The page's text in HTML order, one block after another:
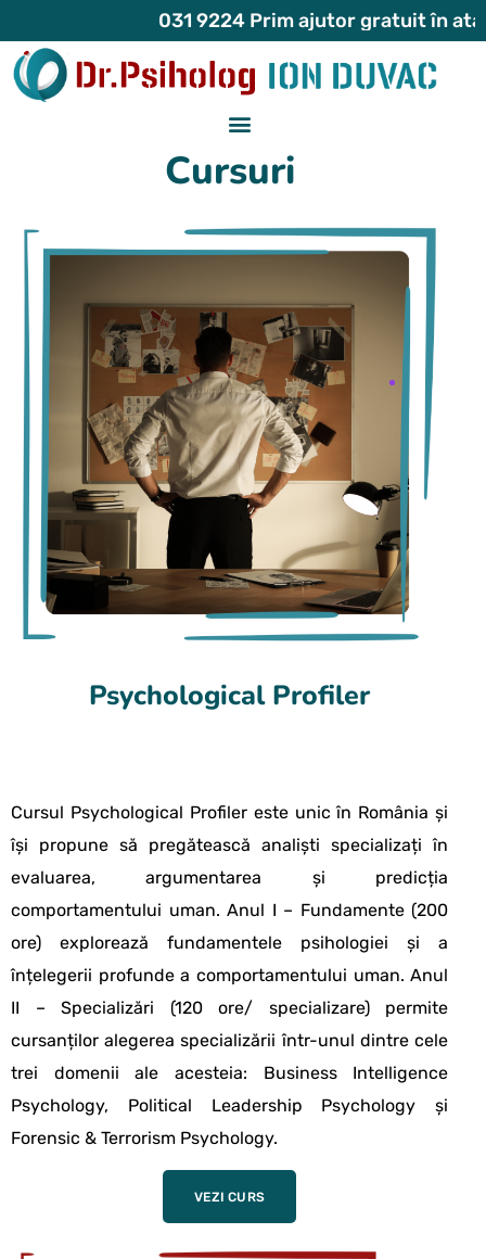
031 9224 Prim ajutor gratuit în
Cursuri
Psychological Profiler
Cursul Psychological Profiler este unic în România și
își propune să pregătească analiști specializați în
evaluarea, argumentarea și predicția
comportamentului uman. Anul I – Fundamente (200
ore) explorează fundamentele psihologiei și a
înțelegerii profunde a comportamentului uman. Anul
II – Specializări (120 ore/ specializare) permite
cursanților alegerea specializării într-unul dintre cele
trei domenii ale acesteia: Business Intelligence
Psychology, Political Leadership Psychology și
Forensic & Terrorism Psychology.
VEZI CURS